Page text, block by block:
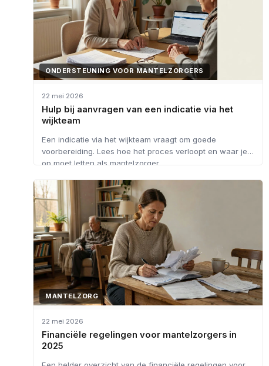
ONDERSTEUNING VOOR MANTELZORGERS
22 mei 2026
Hulp bij aanvragen van een indicatie via het
wijkteam
Een indicatie via het wijkteam vraagt om goede
voorbereiding. Lees hoe het proces verloopt en waar je
op moet letten als mantelzorger.
MANTELZORG
22 mei 2026
Financiële regelingen voor mantelzorgers in
2025